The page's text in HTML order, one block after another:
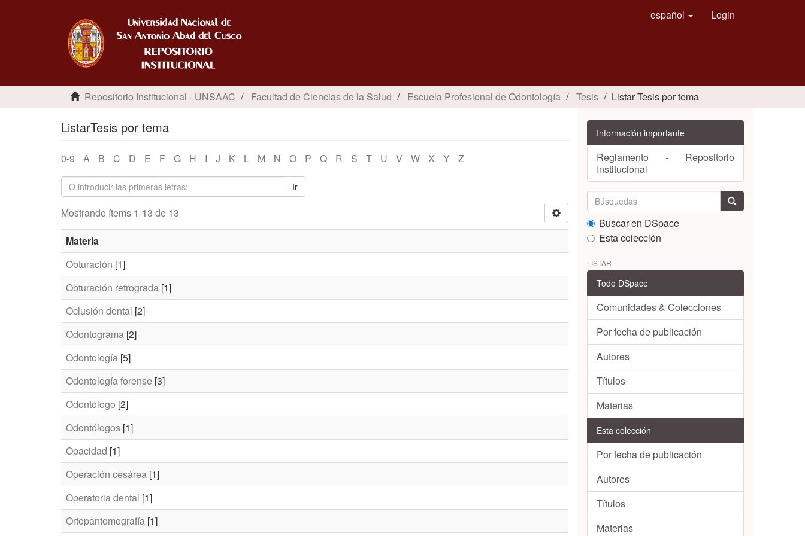
español Login
Repositorio Institucional - UNSAAC Facultad de Ciencias de la Salud Escuela Profesional de Odontología Tesis Listar Tesis por tema
ListarTesis por tema
0-9 A B C D E F G H I J K L M N O P Q R S T U V W X Y Z
Ir
Mostrando ítems 1-13 de 13
Materia
Obturación [1]
Obturación retrograda [1]
Oclusión dental [2]
Odontograma [2]
Odontología [5]
Odontología forense [3]
Odontólogo [2]
Odontólogos [1]
Opacidad [1]
Operación cesárea [1]
Operatoria dental [1]
Ortopantomografía [1]
Información importante
Reglamento - Repositorio
Institucional
Buscar en DSpace
Esta colección
LISTAR
Todo DSpace
Comunidades & Colecciones
Por fecha de publicación
Autores
Títulos
Materias
Esta colección
Por fecha de publicación
Autores
Títulos
Materias